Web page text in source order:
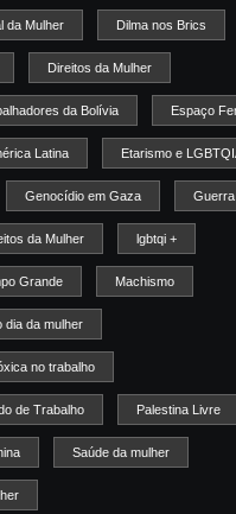
da Mulher Dilma nos Brics
Direitos da Mulher
da Bolívia Espaço
Latina Etarismo e
Genocídio em Gaza
da Mulher lgbtqi +
Grande Machismo
dia da mulher
no trabalho
de Trabalho Palestina Livre
Saúde da mulher